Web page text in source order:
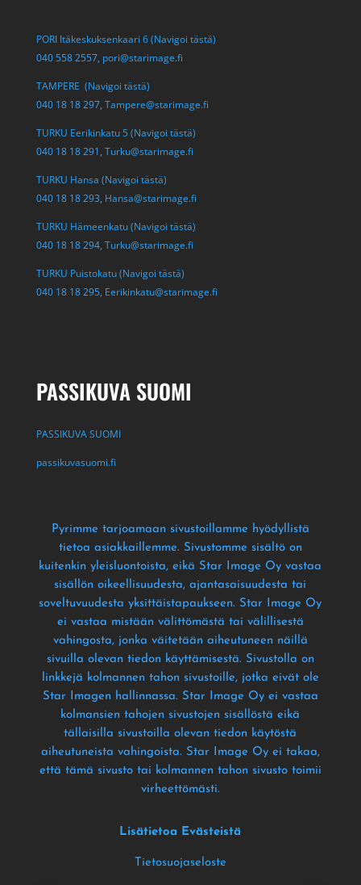
PORI Itäkeskuksenkaari 6 (Navigoi tästä)
040 558 2557, pori@starimage.fi
TAMPERE (Navigoi tästä)
040 18 18 297, Tampere@starimage.fi
TURKU Eerikinkatu 5 (Navigoi tästä)
040 18 18 291, Turku@starimage.fi
TURKU Hansa (Navigoi tästä)
040 18 18 293, Hansa@starimage.fi
TURKU Hämeenkatu (Navigoi tästä)
040 18 18 294, Turku@starimage.fi
TURKU Puistokatu (Navigoi tästä)
040 18 18 295, Eerikinkatu@starimage.fi
PASSIKUVA SUOMI
PASSIKUVA SUOMI
passikuvasuomi.fi
Pyrimme tarjoamaan sivustoillamme hyödyllistä
tietoa asiakkaillemme. Sivustomme sisältö on
kuitenkin yleisluontoista, eikä Star Image Oy vastaa
sisällön oikeellisuudesta, ajantasaisuudesta tai
soveltuvuudesta yksittäistapaukseen. Star Image Oy
ei vastaa mistään välittömästä tai välillisestä
vahingosta, jonka väitetään aiheutuneen näillä
sivuilla olevan tiedon käyttämisestä. Sivustolla on
linkkejä kolmannen tahon sivustoille, jotka eivät ole
Star Imagen hallinnassa. Star Image Oy ei vastaa
kolmansien tahojen sivustojen sisällöstä eikä
tällaisilla sivustoilla olevan tiedon käytöstä
aiheutuneista vahingoista. Star Image Oy ei takaa,
että tämä sivusto tai kolmannen tahon sivusto toimii
virheettömästi.
Lisätietoa Evästeistä
Tietosuojaseloste